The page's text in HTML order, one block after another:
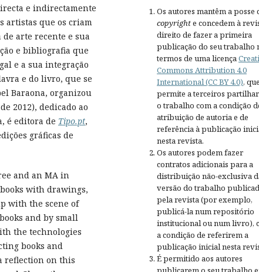
e indirectamente
artistas que os criam
arte recente e sua
e bibliografia que
e a sua integração
e do livro, que se
Baraona, organizou
2012), dedicado ao
é editora de Tipo.pt,
gráficas de
and an MA in
with drawings,
with the scene of
and by small
the technologies
books and
reflection on this
Os autores mantêm a posse
copyrighte concedem à
direito de fazer a primeira
publicação do seu trabalho
termos de uma licença
Commons Attribution 4.0
International (CC BY 4.0), que
permite a terceiros
o trabalho com a condição
atribuição de autoria e de
referência à publicação
nesta revista.
Os autores podem fazer
contratos adicionais para a
distribuição não-exclusiva
versão do trabalho
pela revista (por exemplo,
publicá-la num repositório
institucional ou num livro),
a condição de referirem a
publicação inicial nesta
É permitido aos autores